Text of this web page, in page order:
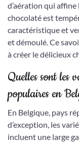
d’aération qui
chocolaté est
caractéristique et
et démoulé. Ce
à créer le délicieux
Quelles sont les
populaires en
En Belgique, pays
d’exception, les
incluent une large